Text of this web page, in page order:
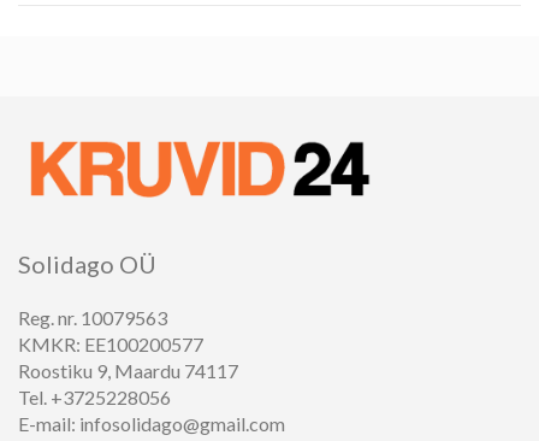
Solidago OÜ
Reg. nr. 10079563
KMKR: EE100200577
Roostiku 9, Maardu 74117
Tel. +3725228056
E-mail: infosolidago@gmail.com